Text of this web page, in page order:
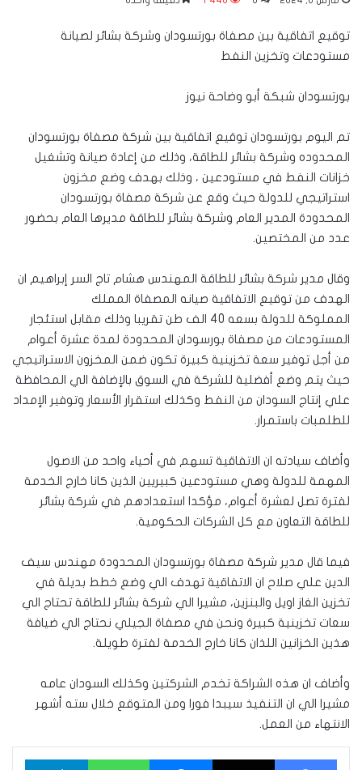
توقيع اتفاقية بين مصفاة بورتسودان وشركة بشائر لصيانة
مستودعات وتخزين النفط
بورتسودان شبكة أبو وضاحة نيوز
تم اليوم بورتسودان توقيع اتفاقية بين شركة مصفاة بورتسودان
المحدوده وشركة بشائر للطاقة، وذلك من إعادة صيانة وتشغيل
خزانات النفط في مستودعين ، وذلك بهدف وضع مخزون
استراتيجي للدولة حيث وقع عن شركة مصفاة بورتسودان
المحدودة المدير العام وشركة بشائر للطاقة مديرها العام بحضور
عدد من المختصين.
وقال مدير شركة بشائر للطاقة المهندس هشام تاج السر إبراهيم ان
الهدف من توقيع الاتفاقية صيانه المصفاة المملك
المملوكة للدولة بسعه 40 الف طن تقريبا وذلك مقابل استئجار
المستودعات من مصفاة بورسودان المحدودة لمدة عشرة أعوام
من أجل توفير سعة تخزينية كبيرة تكون ضمن المخزون الاستراتيجي
حيث يتم وضع أفضلية للشركة في السوق بالإضافة الي المحافظة
علي إنتاج السودان من النفط وكذلك استقرار الأسعار وتوفير الإمداد
للطلمبات باستمرار.
وأضاف سيادته ان الاتفاقية تسهم في أحياء واحد من الاصول
المهمة للدولة وهي مستودعين كبيريين الذين كانا خارج الخدمة
لفترة تصل لعشرة أعوام، مؤكدا استعدادهم في شركة بشائر
للطاقة التعاون مع كل الشركات الحكومية.
فيما قال مدير شركة مصفاة بورتسودان المحدودة مهندس سيف
الدين علي صلاح ان الاتفاقية تهدف الي وضع خطط بديلة في
تخزين الغاز اويل والبنزين، مشيرا الي شركة بشائر للطاقة تحتاج الي
سعات تخزينية كبيرة ونحن في مصفاة الجيلي نحتاج الي ضيافة
هذين الخزانين اللذان كانا خارج الخدمة لفترة طويلة.
وأضاف ان هذه الشراكة تخدم الشركتين وكذلك السودان عامه
مشيرا الي ان التنفيذ سيبدا فورا ومن المتوقع خلال سته أشهر
الانتهاء من العمل.
فيسبوك ‫X ماسنجر واتساب